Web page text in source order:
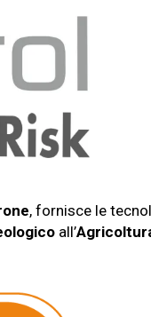
, fornisce le
all’